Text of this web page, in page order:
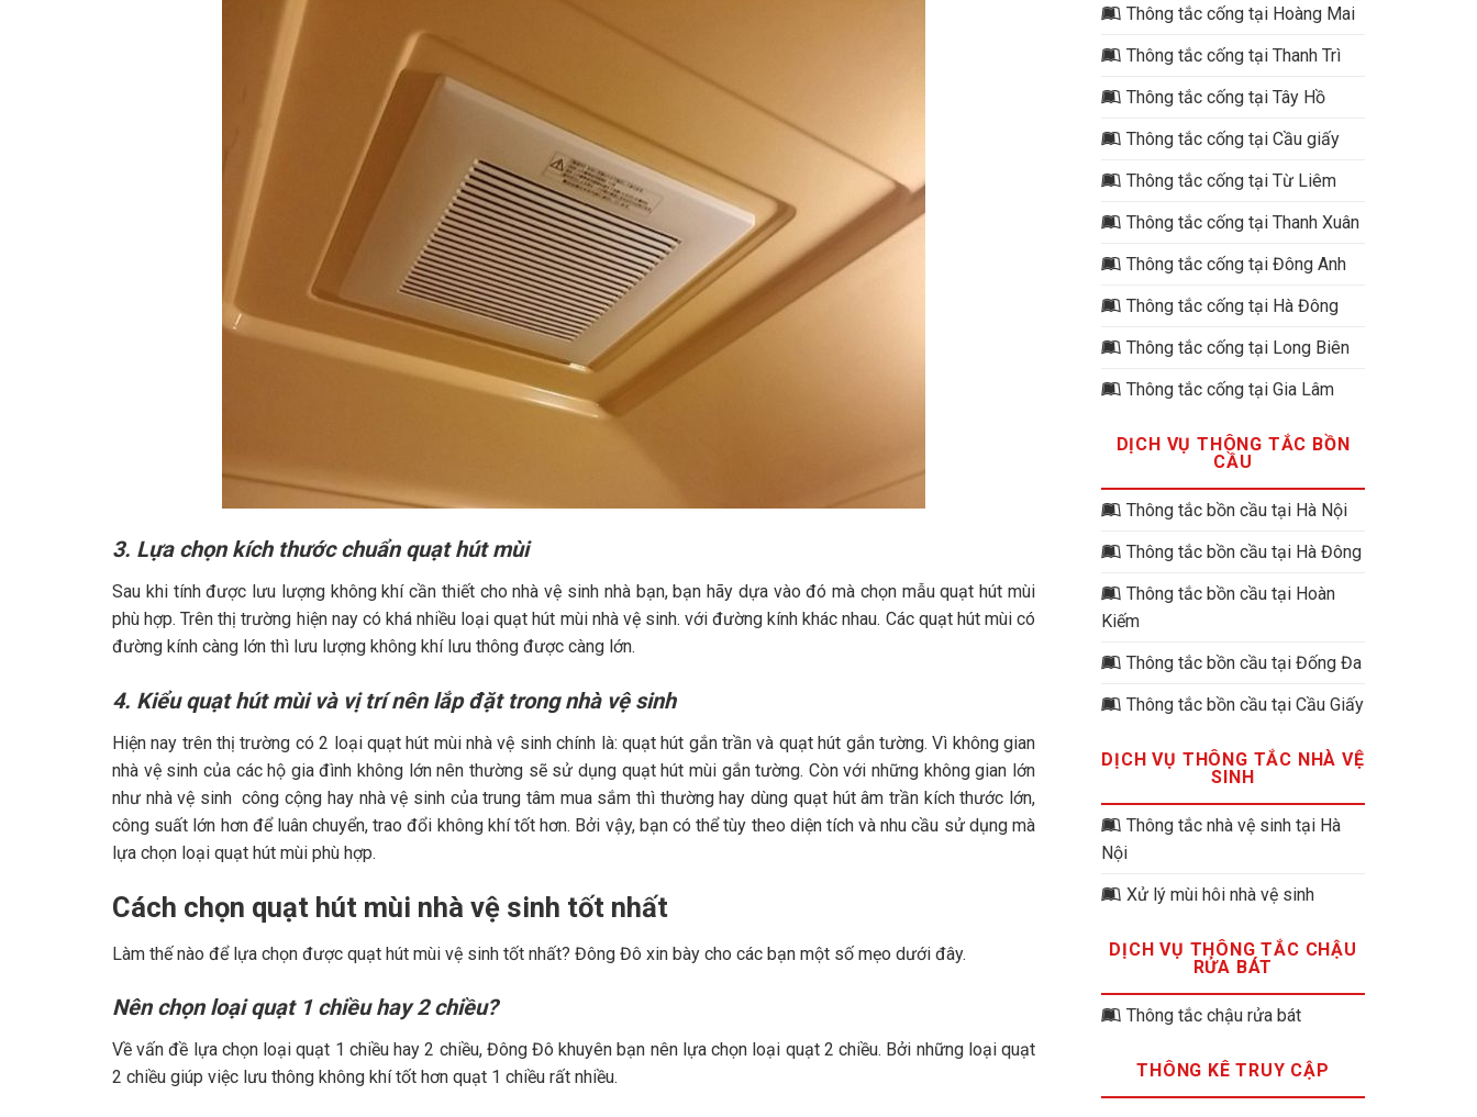
3. Lựa chọn kích thước chuẩn quạt hút mùi
Sau khi tính được lưu lượng không khí cần thiết cho nhà vệ sinh nhà bạn, bạn hãy dựa vào đó mà chọn mẫu quạt hút mùi
phù hợp. Trên thị trường hiện nay có khá nhiều loại quạt hút mùi nhà vệ sinh. với đường kính khác nhau. Các quạt hút mùi có
đường kính càng lớn thì lưu lượng không khí lưu thông được càng lớn.
4. Kiểu quạt hút mùi và vị trí nên lắp đặt trong nhà vệ sinh
Hiện nay trên thị trường có 2 loại quạt hút mùi nhà vệ sinh chính là: quạt hút gắn trần và quạt hút gắn tường. Vì không gian
nhà vệ sinh của các hộ gia đình không lớn nên thường sẽ sử dụng quạt hút mùi gắn tường. Còn với những không gian lớn
như nhà vệ sinh công cộng hay nhà vệ sinh của trung tâm mua sắm thì thường hay dùng quạt hút âm trần kích thước lớn,
công suất lớn hơn để luân chuyển, trao đổi không khí tốt hơn. Bởi vậy, bạn có thể tùy theo diện tích và nhu cầu sử dụng mà
lựa chọn loại quạt hút mùi phù hợp.
Cách chọn quạt hút mùi nhà vệ sinh tốt nhất
Làm thế nào để lựa chọn được quạt hút mùi vệ sinh tốt nhất? Đông Đô xin bày cho các bạn một số mẹo dưới đây.
Nên chọn loại quạt 1 chiều hay 2 chiều?
Về vấn đề lựa chọn loại quạt 1 chiều hay 2 chiều, Đông Đô khuyên bạn nên lựa chọn loại quạt 2 chiều. Bởi những loại quạt
2 chiều giúp việc lưu thông không khí tốt hơn quạt 1 chiều rất nhiều.
Thông tắc cống tại Hoàng Mai
Thông tắc cống tại Thanh Trì
Thông tắc cống tại Tây Hồ
Thông tắc cống tại Cầu giấy
Thông tắc cống tại Từ Liêm
Thông tắc cống tại Thanh Xuân
Thông tắc cống tại Đông Anh
Thông tắc cống tại Hà Đông
Thông tắc cống tại Long Biên
Thông tắc cống tại Gia Lâm
DỊCH VỤ THÔNG TẮC BỒN
CẦU
Thông tắc bồn cầu tại Hà Nội
Thông tắc bồn cầu tại Hà Đông
Thông tắc bồn cầu tại Hoàn
Kiếm
Thông tắc bồn cầu tại Đống Đa
Thông tắc bồn cầu tại Cầu Giấy
DỊCH VỤ THÔNG TẮC NHÀ VỆ
SINH
Thông tắc nhà vệ sinh tại Hà
Nội
Xử lý mùi hôi nhà vệ sinh
DỊCH VỤ THÔNG TẮC CHẬU
RỬA BÁT
Thông tắc chậu rửa bát
THÔNG KÊ TRUY CẬP